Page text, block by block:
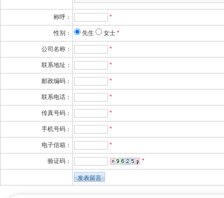
称呼： *
性别： 先生 女士 *
公司名称： *
联系地址： *
邮政编码： *
联系电话： *
传真号码： *
手机号码： *
电子信箱： *
验证码： *